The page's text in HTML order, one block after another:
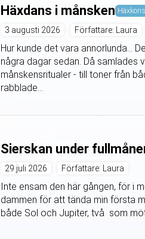
Häxdans i månsken
3 augusti 2026 Författare: Laura
Hur kunde det vara annorlunda...
några dagar sedan. Då
månskensritualer - till toner från
rabblade...
Sierskan under
29 juli 2026 Författare: Laura
Inte ensam den här gången, för i
dammen för att tända min första
både Sol och Jupiter, två som